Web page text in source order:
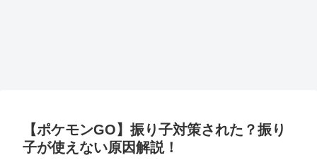
【ポケモンGO】振り子対策された？振り
子が使えない原因解説！